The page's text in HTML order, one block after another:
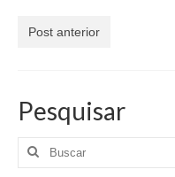
Post anterior
Pesquisar